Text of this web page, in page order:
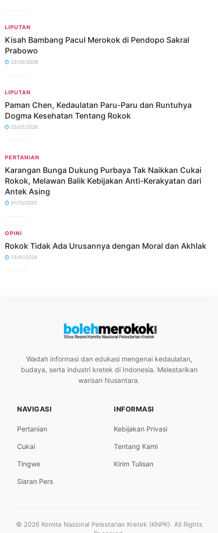
LIPUTAN
Kisah Bambang Pacul Merokok di Pendopo Sakral
Prabowo
22/05/2026
LIPUTAN
Paman Chen, Kedaulatan Paru-Paru dan Runtuhya
Dogma Kesehatan Tentang Rokok
02/02/2026
PERTANIAN
Karangan Bunga Dukung Purbaya Tak Naikkan Cukai
Rokok, Melawan Balik Kebijakan Anti-Kerakyatan dari
Antek Asing
01/10/2025
OPINI
Rokok Tidak Ada Urusannya dengan Moral dan Akhlak
13/01/2026
Wadah informasi dan edukasi mengenai kedaulatan,
budaya, serta industri kretek di Indonesia. Melestarikan
warisan Nusantara.
NAVIGASI
Pertanian
Cukai
Tingwe
Siaran Pers
INFORMASI
Kebijakan Privasi
Tentang Kami
Kirim Tulisan
© 2026 Komite Nasional Pelestarian Kretek (KNPK). All Rights